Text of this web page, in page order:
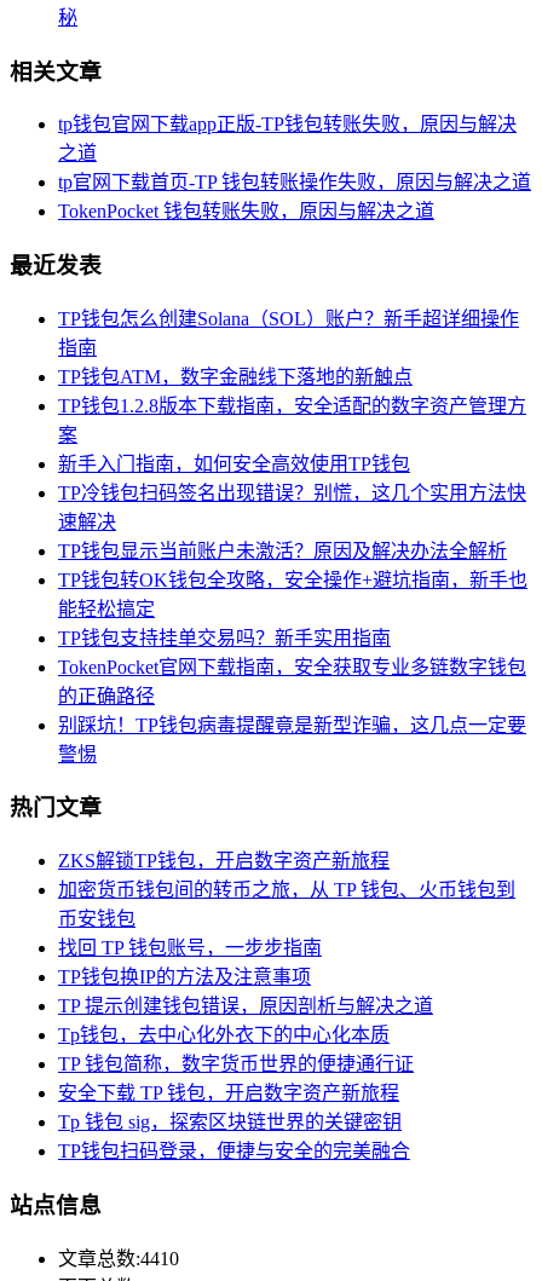
秘
相关文章
tp钱包官网下载app正版-TP钱包转账失败，原因与解决
之道
tp官网下载首页-TP 钱包转账操作失败，原因与解决之道
TokenPocket 钱包转账失败，原因与解决之道
最近发表
TP钱包怎么创建Solana（SOL）账户？新手超详细操作
指南
TP钱包ATM，数字金融线下落地的新触点
TP钱包1.2.8版本下载指南，安全适配的数字资产管理方
案
新手入门指南，如何安全高效使用TP钱包
TP冷钱包扫码签名出现错误？别慌，这几个实用方法快
速解决
TP钱包显示当前账户未激活？原因及解决办法全解析
TP钱包转OK钱包全攻略，安全操作+避坑指南，新手也
能轻松搞定
TP钱包支持挂单交易吗？新手实用指南
TokenPocket官网下载指南，安全获取专业多链数字钱包
的正确路径
别踩坑！TP钱包病毒提醒竟是新型诈骗，这几点一定要
警惕
热门文章
ZKS解锁TP钱包，开启数字资产新旅程
加密货币钱包间的转币之旅，从 TP 钱包、火币钱包到
币安钱包
找回 TP 钱包账号，一步步指南
TP钱包换IP的方法及注意事项
TP 提示创建钱包错误，原因剖析与解决之道
Tp钱包，去中心化外衣下的中心化本质
TP 钱包简称，数字货币世界的便捷通行证
安全下载 TP 钱包，开启数字资产新旅程
Tp 钱包 sig，探索区块链世界的关键密钥
TP钱包扫码登录，便捷与安全的完美融合
站点信息
文章总数:4410